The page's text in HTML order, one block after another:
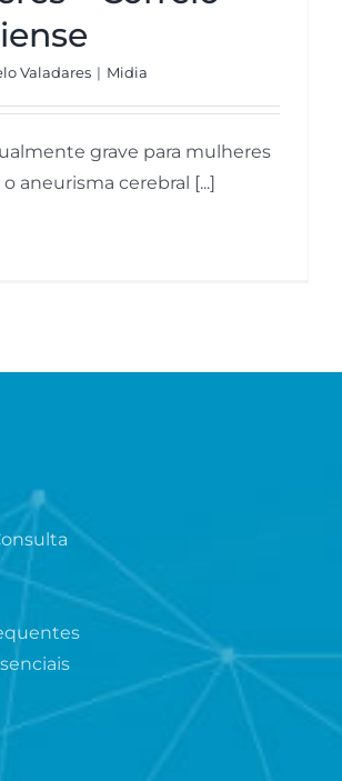
Valadares | Midia
grave para mulheres
aneurisma cerebral [...]